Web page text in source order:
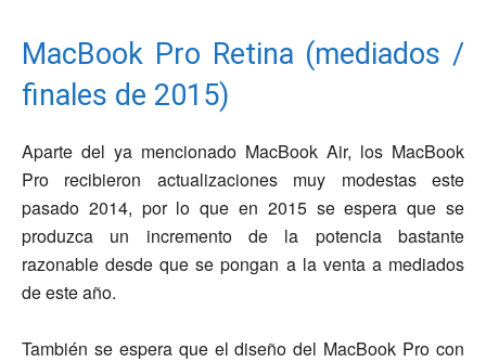
MacBook Pro Retina (mediados /
finales de 2015)
Aparte del ya mencionado MacBook Air, los MacBook
Pro recibieron actualizaciones muy modestas este
pasado 2014, por lo que en 2015 se espera que se
produzca un incremento de la potencia bastante
razonable desde que se pongan a la venta a mediados
de este año.
También se espera que el diseño del MacBook Pro con